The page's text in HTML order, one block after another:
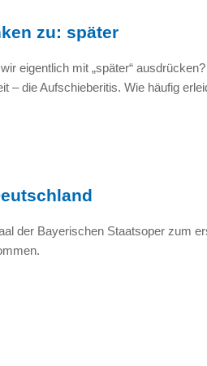
zu: später
eigentlich mit „später“
– die Aufschieberitis. Wie häufig
der Bayerischen Staatsoper zum